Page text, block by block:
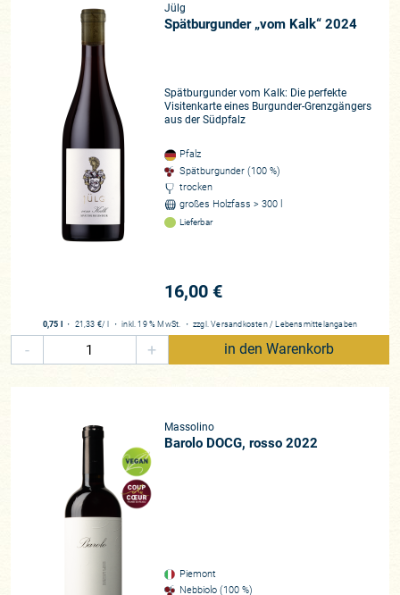
Jülg
Spätburgunder „vom Kalk“ 2024
Spätburgunder vom Kalk: Die perfekte
Visitenkarte eines Burgunder-Grenzgängers
aus der Südpfalz
Pfalz
Spätburgunder (100 %)
trocken
großes Holzfass > 300 l
Lieferbar
16,00 €
0,75 l ・ 21,33 €/ l ・inkl. 19 % MwSt. ・ zzgl.Versandkosten / Lebensmittelangaben
- + in den Warenkorb
Massolino
Barolo DOCG, rosso 2022
Piemont
Nebbiolo (100 %)